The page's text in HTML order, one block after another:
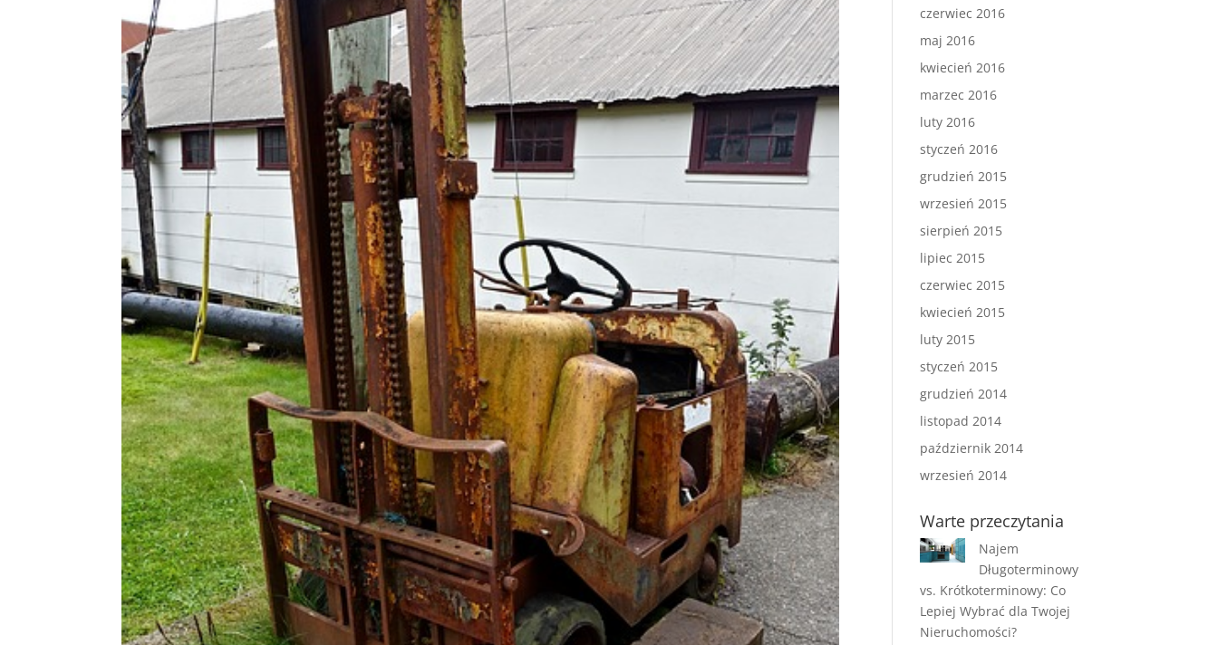
czerwiec 2016
maj 2016
kwiecień 2016
marzec 2016
luty 2016
styczeń 2016
grudzień 2015
wrzesień 2015
sierpień 2015
lipiec 2015
czerwiec 2015
kwiecień 2015
luty 2015
styczeń 2015
grudzień 2014
listopad 2014
październik 2014
wrzesień 2014
Warte przeczytania
Najem
Długoterminowy
vs. Krótkoterminowy: Co
Lepiej Wybrać dla Twojej
Nieruchomości?